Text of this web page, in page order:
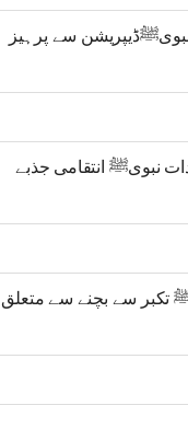
سے پرہیز
نبویﷺ انتقامی جذبے
تکبر سے بچنے سے متعلق